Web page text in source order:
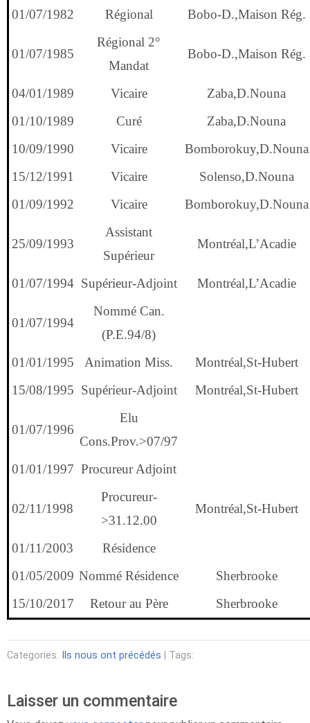
01/07/1982
Régional Bobo-D.,Maison Rég.
01/07/1985
Régional 2°
Mandat
Bobo-D.,Maison Rég.
04/01/1989 Vicaire
Zaba,D.Nouna
01/10/1989
Curé
Zaba,D.Nouna
10/09/1990
Vicaire
Bomborokuy,D.Nouna
15/12/1991
Vicaire
Solenso,D.Nouna
01/09/1992
Vicaire Bomborokuy,D.Nouna
25/09/1993
Assistant
Supérieur
Montréal,L’Acadie
01/07/1994 Supérieur-Adjoint Montréal,L’Acadie
01/07/1994
Nommé Can.
(P.E.94/8)
01/01/1995
Animation Miss.
Montréal,St-Hubert
15/08/1995 Supérieur-Adjoint Montréal,St-Hubert
01/07/1996
Elu
Cons.Prov.>07/97
01/01/1997 Procureur Adjoint
02/11/1998
Procureur-
>31.12.00
Montréal,St-Hubert
01/11/2003
Résidence
01/05/2009 Nommé Résidence
Sherbrooke
15/10/2017
Retour au Père Sherbrooke
Categories: Ils nous ont précédés | Tags:
Laisser un commentaire